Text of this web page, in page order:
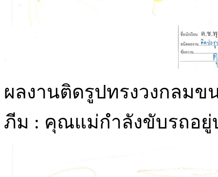
ผลงานติดรูปทรงวงกลมข
ภีม : คุณแม่กำลังขับรถอ